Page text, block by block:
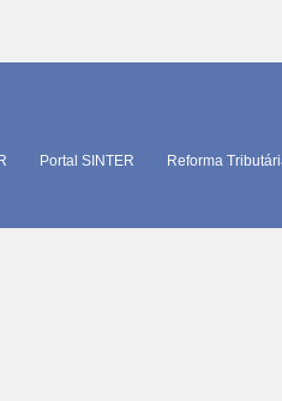
Portal SINTER Reforma